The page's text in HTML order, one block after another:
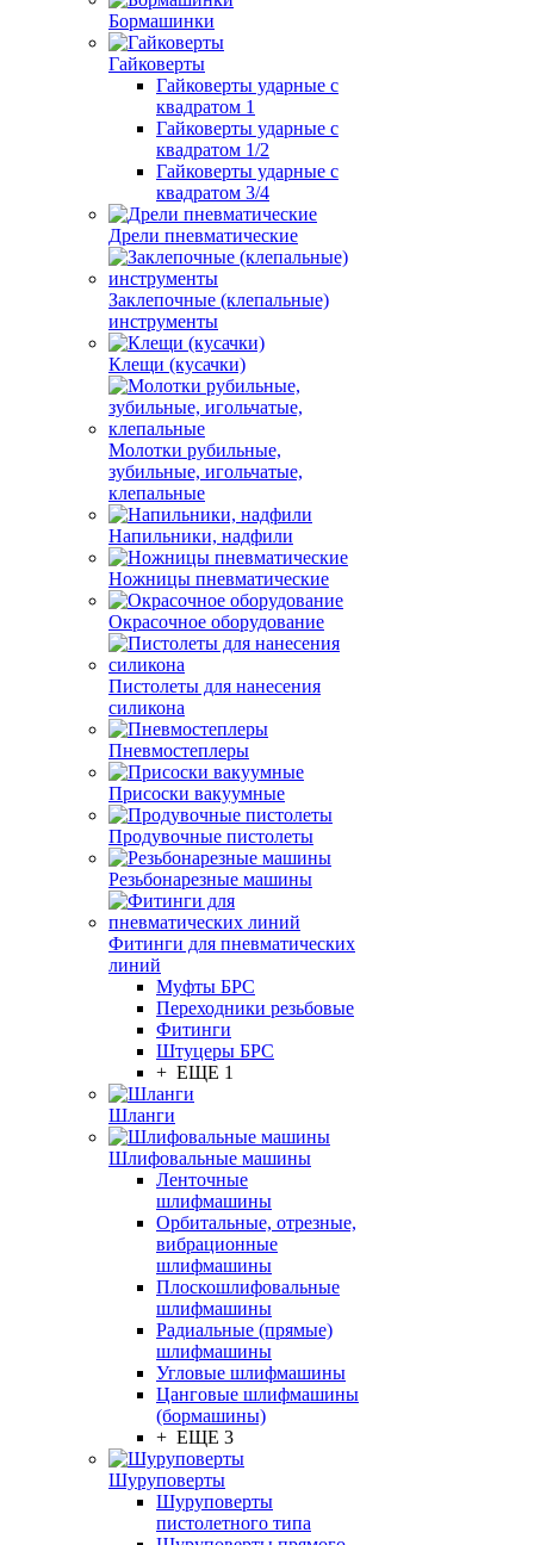
Бормашинки
Гайковерты
Гайковерты ударные с
квадратом 1
Гайковерты ударные с
квадратом 1/2
Гайковерты ударные с
квадратом 3/4
Дрели пневматические
Заклепочные (клепальные)
инструменты
Клещи (кусачки)
Молотки рубильные,
зубильные, игольчатые,
клепальные
Напильники, надфили
Ножницы пневматические
Окрасочное оборудование
Пистолеты для нанесения
силикона
Пневмостеплеры
Присоски вакуумные
Продувочные пистолеты
Резьбонарезные машины
Фитинги для пневматических
линий
Муфты БРС
Переходники резьбовые
Фитинги
Штуцеры БРС
+ ЕЩЕ 1
Шланги
Шлифовальные машины
Ленточные
шлифмашины
Орбитальные, отрезные,
вибрационные
шлифмашины
Плоскошлифовальные
шлифмашины
Радиальные (прямые)
шлифмашины
Угловые шлифмашины
Цанговые шлифмашины
(бормашины)
+ ЕЩЕ 3
Шуруповерты
Шуруповерты
пистолетного типа